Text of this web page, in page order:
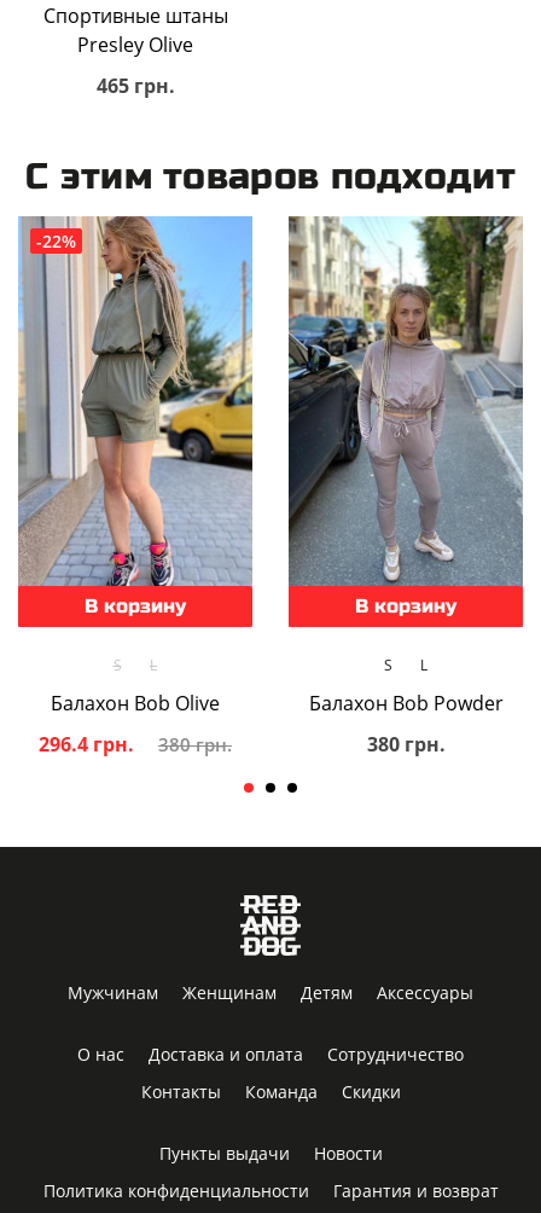
Спортивные штаны
Presley Olive
465 грн.
С этим товаров подходит
-22%
В корзину
S L
Балахон Bob Olive
296.4 грн.
380 грн.
В корзину
S L
Балахон Bob Powder
380 грн.
Мужчинам Женщинам Детям Аксессуары
О нас Доставка и оплата
Сотрудничество
Контакты
Команда Скидки
Пункты выдачи
Новости
Политика конфиденциальности
Гарантия и возврат